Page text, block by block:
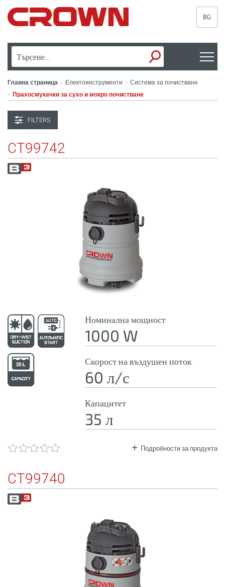
BG
Главна страница > Електоинструменти > Система за почистване
> Прахосмукачки за сухо и мокро почистване
FILTERS
CT99742
Номинална мощност
1000 W
Скорост на въздушен поток
60 л/с
Капацитет
35 л
Подробности за продукта
CT99740